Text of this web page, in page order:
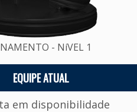
- NíVEL 1
EQUIPE ATUAL
em disponibilidade